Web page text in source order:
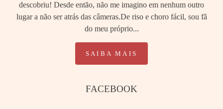
descobriu! Desde então, não me imagino em nenhum outro
lugar a não ser atrás das câmeras.De riso e choro fácil, sou fã
do meu próprio...
SAIBA MAIS
FACEBOOK